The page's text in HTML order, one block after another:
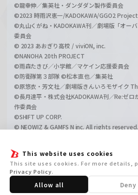
This website uses cookies
This site uses cookies. For more details,
Privacy Policy.
Allow all Deny
©龍幸伸／集英社・ダンダダン製作委員会
©2023 時雨沢恵一/KADOKAWA/GGO2 Project
©丸山くがね・KADOKAWA刊／劇場版「オー
委員会
© 2023 あおぎり高校 / viviON, inc.
©NANOHA 20th PROJECT
©雨森たきび／小学館／マケイン応援委員会
©防衛隊第３部隊 ©松本直也／集英社
©原悠衣・芳文社／劇場版きんいろモザイク
©長月達平・株式会社KADOKAWA刊／Re:ゼロ
作委員会
©SHIFT UP CORP.
© NEOWIZ & GAMFS N inc. All rights reserved.
©GIRLS und PANZER Film Projekt
©GIRLS und PANZER Finale Projekt